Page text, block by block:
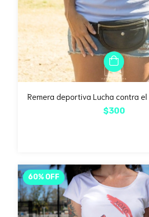
Remera deportiva Lucha contra
$300
60% OFF